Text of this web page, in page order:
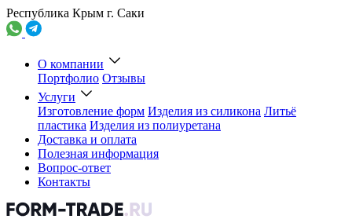
Республика Крым г. Саки
О компании
Портфолио Отзывы
Услуги
Изготовление форм Изделия из силикона Литьё
пластика Изделия из полиуретана
Доставка и оплата
Полезная информация
Вопрос-ответ
Контакты